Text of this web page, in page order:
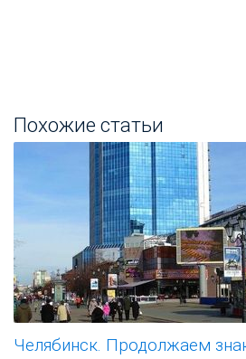
Похожие статьи
Челябинск. Продолжаем